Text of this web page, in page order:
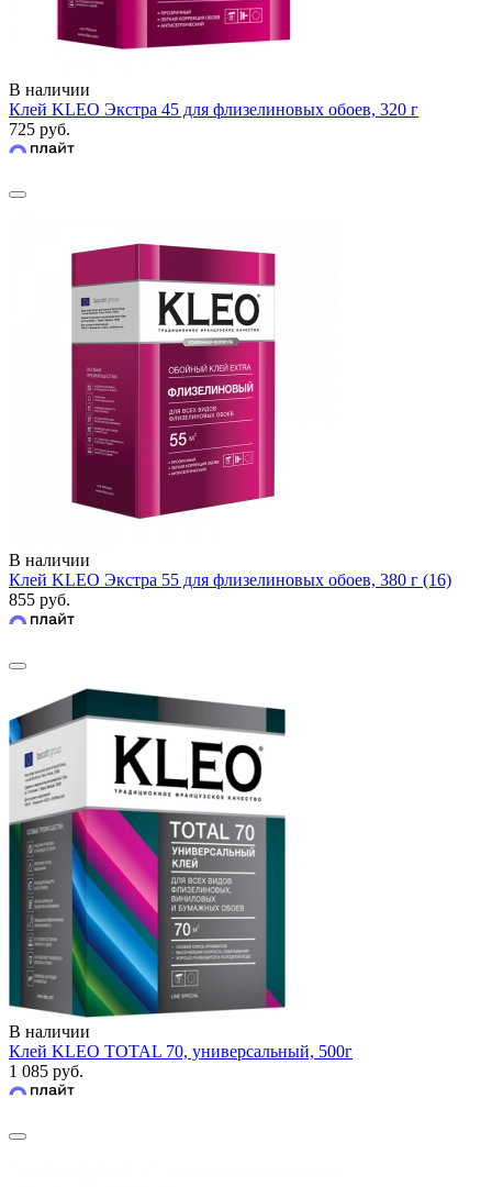
В наличии
Клей KLEO Экстра 45 для флизелиновых обоев, 320 г
725 руб.
В наличии
Клей KLEO Экстра 55 для флизелиновых обоев, 380 г (16)
855 руб.
В наличии
Клей KLEO TOTAL 70, универсальный, 500г
1 085 руб.